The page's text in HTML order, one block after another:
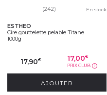
(242) En stock
ESTHEO
Cire gouttelette pelable Titane
1000g
17,90€ 17,00€
PRIX CLUB ?
AJOUTER